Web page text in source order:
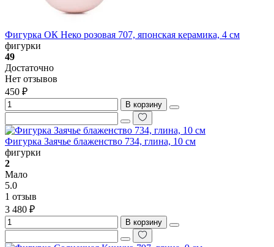
Фигурка ОК Неко розовая 707, японская керамика, 4 см
фигурки
49
Достаточно
Нет отзывов
450 ₽
В корзину
Фигурка Заячье блаженство 734, глина, 10 см
фигурки
2
Мало
5.0
1 отзыв
3 480 ₽
В корзину